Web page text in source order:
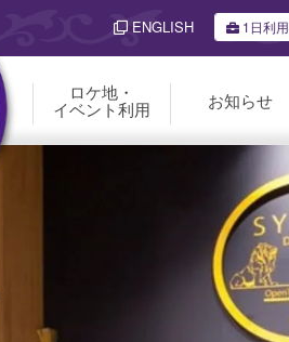
ENGLISH 1日利用
ロケ地・
イベント利用 お知らせ